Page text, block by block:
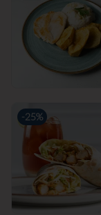
-25%